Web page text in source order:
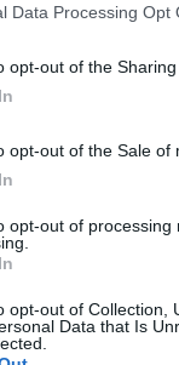
Data Processing Opt
opt-out of the
opt-out of the Sale of
opt-out of
opt-out of Collection,
Data that Is
film
film